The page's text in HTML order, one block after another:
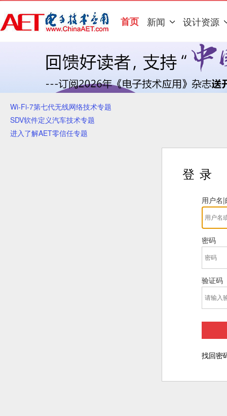
首页 新闻 设计资源
Wi-Fi-7第七代无线网络技术专题
SDV软件定义汽车技术专题
进入了解AET零信任专题
登录
用户名|
密码
验证码
找回密